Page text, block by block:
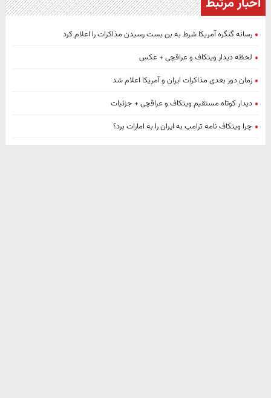
رسانه گنگره آمریکا شرط به بن بست رسیدن مذاکرات را اعلام کرد
لحظه دیدار ویتکاف و عراقچی + عکس
زمان دور بعدی مذاکرات ایران و آمریکا اعلام شد
دیدار کوتاه مستقیم ویتکاف و عراقچی + جزئیات
چرا ویتکاف نامه ترامپ به ایران را به امارات برد؟